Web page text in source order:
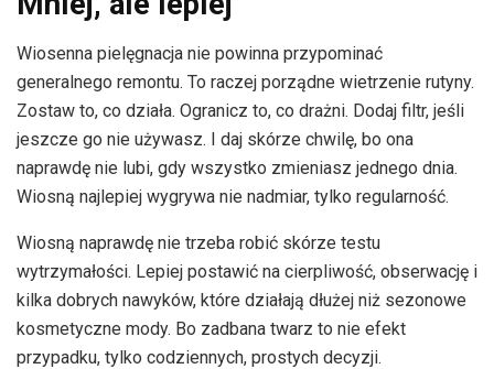
Wiosenna pielęgnacja nie powinna przypominać
generalnego remontu. To raczej porządne wietrzenie rutyny.
Zostaw to, co działa. Ogranicz to, co drażni. Dodaj filtr, jeśli
jeszcze go nie używasz. I daj skórze chwilę, bo ona
naprawdę nie lubi, gdy wszystko zmieniasz jednego dnia.
Wiosną najlepiej wygrywa nie nadmiar, tylko regularność.
Wiosną naprawdę nie trzeba robić skórze testu
wytrzymałości. Lepiej postawić na cierpliwość, obserwację i
kilka dobrych nawyków, które działają dłużej niż sezonowe
kosmetyczne mody. Bo zadbana twarz to nie efekt
przypadku, tylko codziennych, prostych decyzji.